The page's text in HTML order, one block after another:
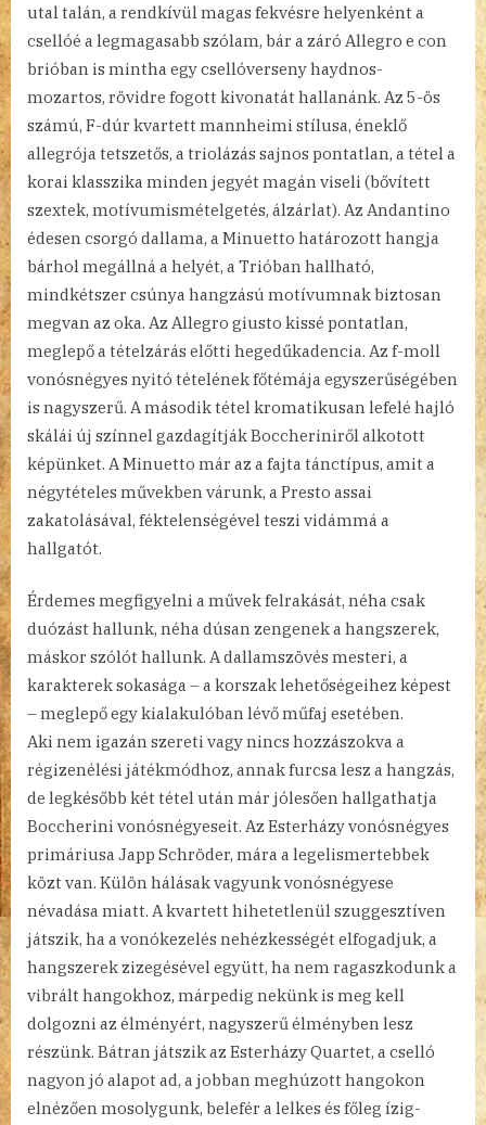
utal talán, a rendkívül magas fekvésre helyenként a
csellóé a legmagasabb szólam, bár a záró Allegro e con
brióban is mintha egy csellóverseny haydnos-
mozartos, rövidre fogott kivonatát hallanánk. Az 5-ös
számú, F-dúr kvartett mannheimi stílusa, éneklő
allegrója tetszetős, a triolázás sajnos pontatlan, a tétel a
korai klasszika minden jegyét magán viseli (bővített
szextek, motívumismételgetés, álzárlat). Az Andantino
édesen csorgó dallama, a Minuetto határozott hangja
bárhol megállná a helyét, a Trióban hallható,
mindkétszer csúnya hangzású motívumnak biztosan
megvan az oka. Az Allegro giusto kissé pontatlan,
meglepő a tételzárás előtti hegedűkadencia. Az f-moll
vonósnégyes nyitó tételének főtémája egyszerűségében
is nagyszerű. A második tétel kromatikusan lefelé hajló
skálái új színnel gazdagítják Boccheriniről alkotott
képünket. A Minuetto már az a fajta tánctípus, amit a
négytételes művekben várunk, a Presto assai
zakatolásával, féktelenségével teszi vidámmá a
hallgatót.
Érdemes megfigyelni a művek felrakását, néha csak
duózást hallunk, néha dúsan zengenek a hangszerek,
máskor szólót hallunk. A dallamszövés mesteri, a
karakterek sokasága – a korszak lehetőségeihez képest
– meglepő egy kialakulóban lévő műfaj esetében.
Aki nem igazán szereti vagy nincs hozzászokva a
régizenélési játékmódhoz, annak furcsa lesz a hangzás,
de legkésőbb két tétel után már jólesően hallgathatja
Boccherini vonósnégyeseit. Az Esterházy vonósnégyes
primáriusa Japp Schröder, mára a legelismertebbek
közt van. Külön hálásak vagyunk vonósnégyese
névadása miatt. A kvartett hihetetlenül szuggesztíven
játszik, ha a vonókezelés nehézkességét elfogadjuk, a
hangszerek zizegésével együtt, ha nem ragaszkodunk a
vibrált hangokhoz, márpedig nekünk is meg kell
dolgozni az élményért, nagyszerű élményben lesz
részünk. Bátran játszik az Esterházy Quartet, a cselló
nagyon jó alapot ad, a jobban meghúzott hangokon
elnézően mosolygunk, belefér a lelkes és főleg ízig-